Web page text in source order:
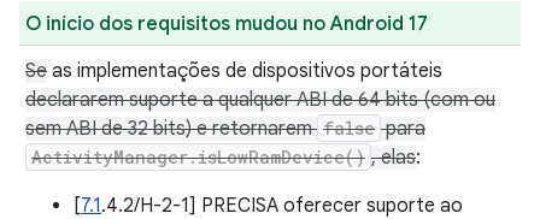
O início dos requisitos mudou no Android 17
Se as implementações de dispositivos portáteis
declararem suporte a qualquer ABI de 64 bits (com ou
sem ABI de 32 bits) e retornarem false para
ActivityManager.isLowRamDevice() , elas:
[7.1.4.2/H-2-1] PRECISA oferecer suporte ao